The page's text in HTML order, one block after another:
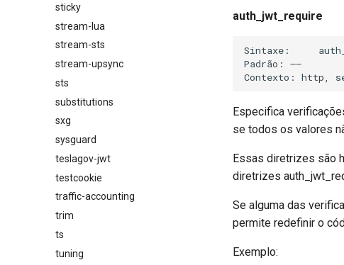
sticky
stream-lua
stream-sts
stream-upsync
sts
substitutions
sxg
sysguard
teslagov-jwt
testcookie
traffic-accounting
trim
ts
tuning
auth_jwt_require
Sintaxe:
Padrão: ——
Especifica
se todos os valores
Essas diretrizes são
diretrizes
Se alguma das
permite redefinir o
Exemplo: